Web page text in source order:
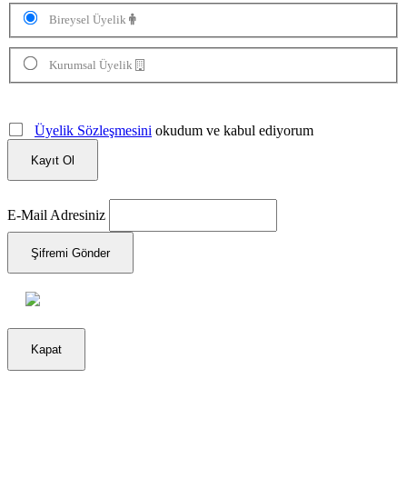
Bireysel Üyelik
Kurumsal Üyelik
Üyelik Sözleşmesini okudum ve kabul ediyorum
Kayıt Ol
E-Mail Adresiniz
Şifremi Gönder
Kapat